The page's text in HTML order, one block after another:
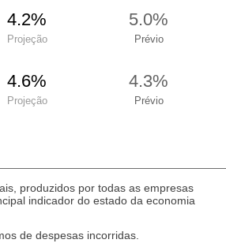
4.2% 5.0%
Projeção Prévio
4.6% 4.3%
Projeção Prévio
produzidos por todas as empresas
indicador do estado da economia
de despesas incorridas.